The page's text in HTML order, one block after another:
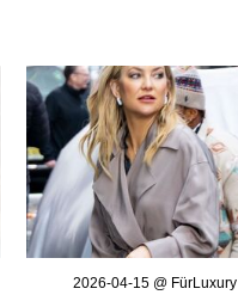
2026-04-15 @ FürLuxury